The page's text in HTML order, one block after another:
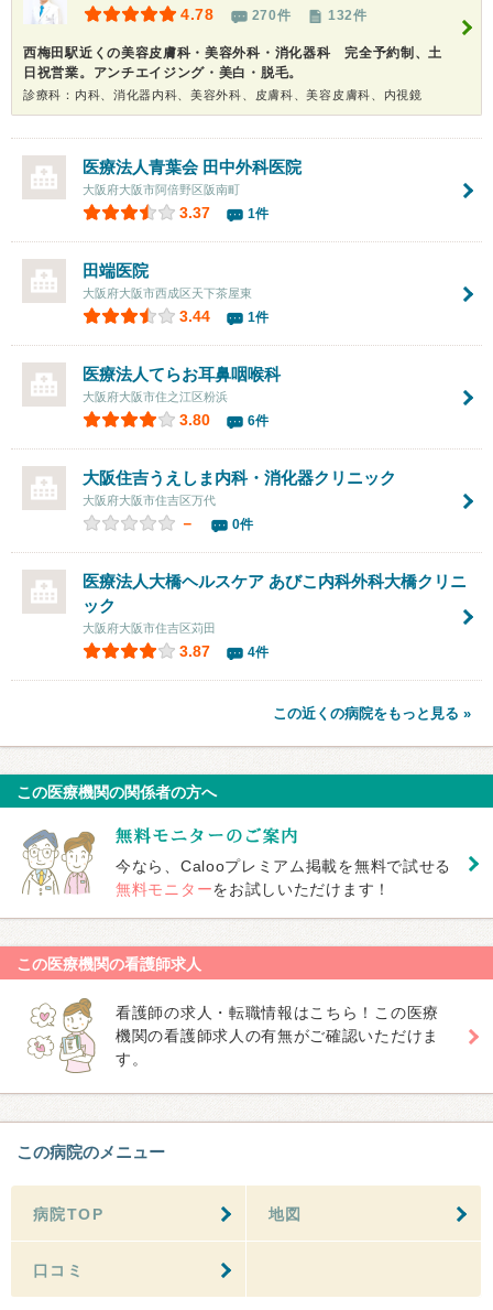
4.78 270件 132件
西梅田駅近くの美容皮膚科・美容外科・消化器科 完全予約制、土
日祝営業。アンチエイジング・美白・脱毛。
診療科：内科、消化器内科、美容外科、皮膚科、美容皮膚科、内視鏡
医療法人青葉会 田中外科医院
大阪府大阪市阿倍野区阪南町
3.37 1件
田端医院
大阪府大阪市西成区天下茶屋東
3.44 1件
医療法人てらお耳鼻咽喉科
大阪府大阪市住之江区粉浜
3.80 6件
大阪住吉うえしま内科・消化器クリニック
大阪府大阪市住吉区万代
－ 0件
医療法人大橋ヘルスケア あびこ内科外科大橋クリニ
ック
大阪府大阪市住吉区苅田
3.87 4件
この近くの病院をもっと見る »
この医療機関の関係者の方へ
今なら、Calooプレミアム掲載を無料で試せる
無料モニターをお試しいただけます！
この医療機関の看護師求人
看護師の求人・転職情報はこちら！この医療
機関の看護師求人の有無がご確認いただけま
す。
この病院のメニュー
病院TOP 地図
口コミ